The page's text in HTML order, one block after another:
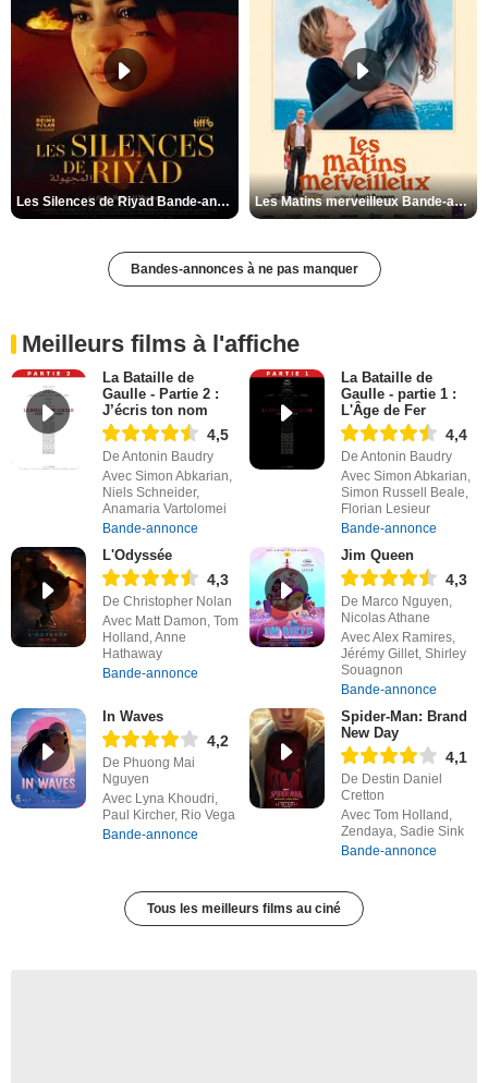
Les Silences de Riyad Bande-annonce VO STFR Les Matins merveilleux Bande-annonce VF
Bandes-annonces à ne pas manquer
Meilleurs films à l'affiche
La Bataille de
Gaulle - Partie 2 :
J’écris ton nom
4,5
De Antonin Baudry
Avec Simon Abkarian,
Niels Schneider,
Anamaria Vartolomei
Bande-annonce
La Bataille de
Gaulle - partie 1 :
L'Âge de Fer
4,4
De Antonin Baudry
Avec Simon Abkarian,
Simon Russell Beale,
Florian Lesieur
Bande-annonce
L'Odyssée
4,3
De Christopher Nolan
Avec Matt Damon, Tom
Holland, Anne
Hathaway
Bande-annonce
Jim Queen
4,3
De Marco Nguyen,
Nicolas Athane
Avec Alex Ramires,
Jérémy Gillet, Shirley
Souagnon
Bande-annonce
In Waves
4,2
De Phuong Mai
Nguyen
Avec Lyna Khoudri,
Paul Kircher, Rio Vega
Bande-annonce
Spider-Man: Brand
New Day
4,1
De Destin Daniel
Cretton
Avec Tom Holland,
Zendaya, Sadie Sink
Bande-annonce
Tous les meilleurs films au ciné